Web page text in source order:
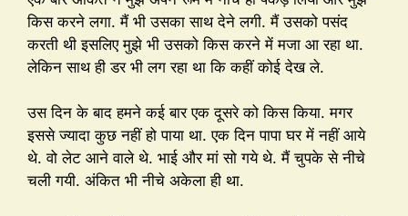
किस करने लगा. मैं भी उसका साथ देने लगी. मैं उसको पसंद
करती थी इसलिए मुझे भी उसको किस करने में मजा आ रहा था.
लेकिन साथ ही डर भी लग रहा था कि कहीं कोई देख ले.
उस दिन के बाद हमने कई बार एक दूसरे को किस किया. मगर
इससे ज्यादा कुछ नहीं हो पाया था. एक दिन पापा घर में नहीं आये
थे. वो लेट आने वाले थे. भाई और मां सो गये थे. मैं चुपके से नीचे
चली गयी. अंकित भी नीचे अकेला ही था.